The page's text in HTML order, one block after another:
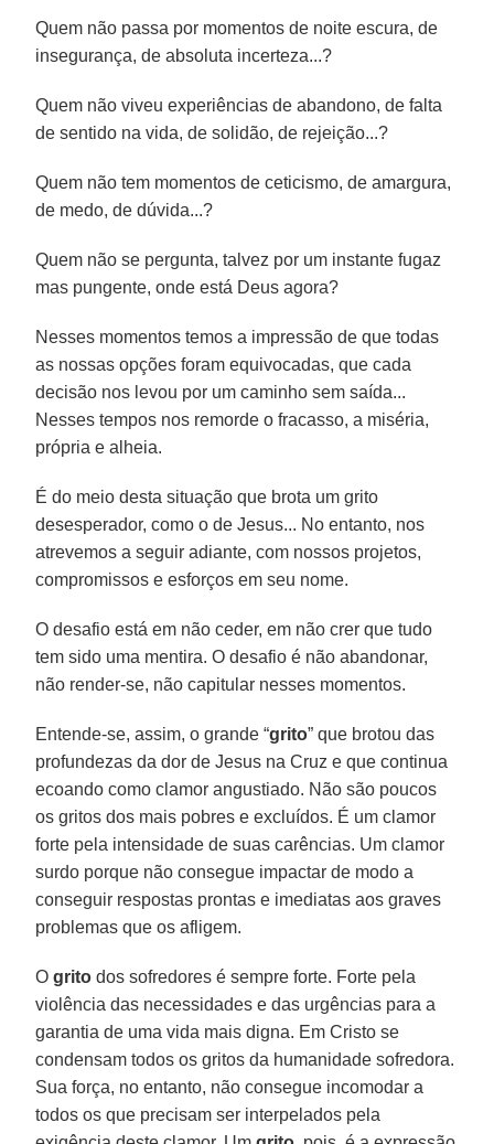
Quem não passa por momentos de noite escura, de
insegurança, de absoluta incerteza...?
Quem não viveu experiências de abandono, de falta
de sentido na vida, de solidão, de rejeição...?
Quem não tem momentos de ceticismo, de amargura,
de medo, de dúvida...?
Quem não se pergunta, talvez por um instante fugaz
mas pungente, onde está Deus agora?
Nesses momentos temos a impressão de que todas
as nossas opções foram equivocadas, que cada
decisão nos levou por um caminho sem saída...
Nesses tempos nos remorde o fracasso, a miséria,
própria e alheia.
É do meio desta situação que brota um grito
desesperador, como o de Jesus... No entanto, nos
atrevemos a seguir adiante, com nossos projetos,
compromissos e esforços em seu nome.
O desafio está em não ceder, em não crer que tudo
tem sido uma mentira. O desafio é não abandonar,
não render-se, não capitular nesses momentos.
Entende-se, assim, o grande “grito” que brotou das
profundezas da dor de Jesus na Cruz e que continua
ecoando como clamor angustiado. Não são poucos
os gritos dos mais pobres e excluídos. É um clamor
forte pela intensidade de suas carências. Um clamor
surdo porque não consegue impactar de modo a
conseguir respostas prontas e imediatas aos graves
problemas que os afligem.
Ogrito dos sofredores é sempre forte. Forte pela
violência das necessidades e das urgências para a
garantia de uma vida mais digna. Em Cristo se
condensam todos os gritos da humanidade sofredora.
Sua força, no entanto, não consegue incomodar a
todos os que precisam ser interpelados pela